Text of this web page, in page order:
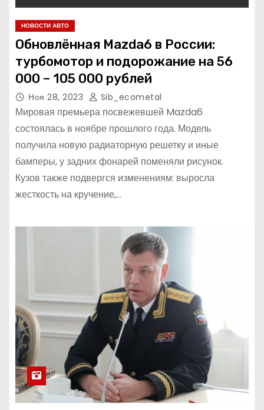
НОВОСТИ АВТО
Обновлённая Mazda6 в России:
турбомотор и подорожание на 56
000 – 105 000 рублей
Ноя 28, 2023 Sib_ecometal
Мировая премьера посвежевшей Mazda6
состоялась в ноябре прошлого года. Модель
получила новую радиаторную решетку и иные
бамперы, у задних фонарей поменяли рисунок.
Кузов также подвергся изменениям: выросла
жесткость на кручение,…